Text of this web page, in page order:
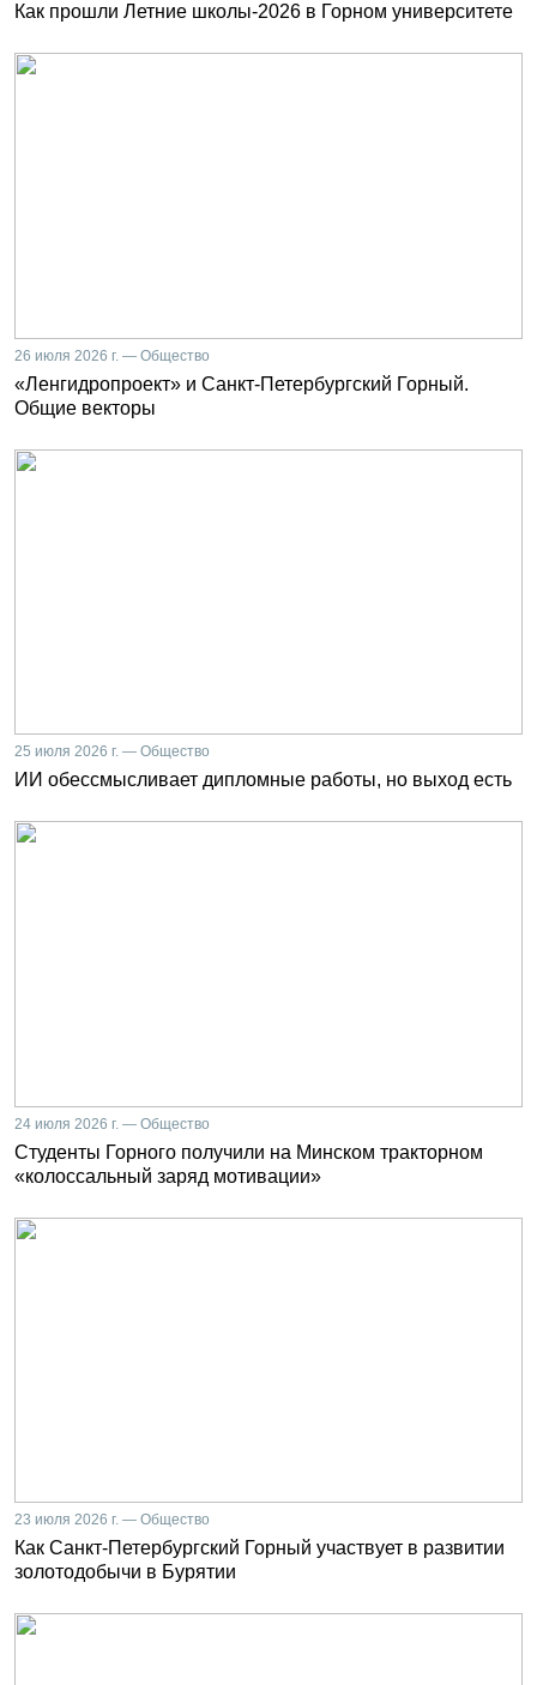
Как прошли Летние школы-2026 в Горном университете
26 июля 2026 г. — Общество
«Ленгидропроект» и Санкт-Петербургский Горный.
Общие векторы
25 июля 2026 г. — Общество
ИИ обессмысливает дипломные работы, но выход есть
24 июля 2026 г. — Общество
Студенты Горного получили на Минском тракторном
«колоссальный заряд мотивации»
23 июля 2026 г. — Общество
Как Санкт-Петербургский Горный участвует в развитии
золотодобычи в Бурятии